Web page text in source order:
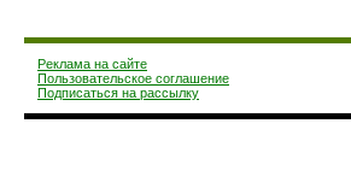
Реклама на сайте
Пользовательское соглашение
Подписаться на рассылку